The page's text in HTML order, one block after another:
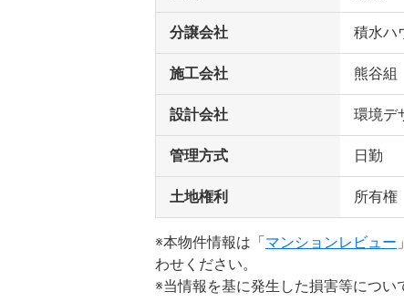
分譲会社 積水ハ
施工会社 熊谷組
設計会社 環境デ
管理方式 日勤
土地権利 所有権
※本物件情報は「 マンションレビュー
わせください。
※当情報を基に発生した損害等につい